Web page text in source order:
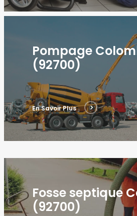
Pompage
(92700)
En Savoir Plus
Fosse septique
(92700)